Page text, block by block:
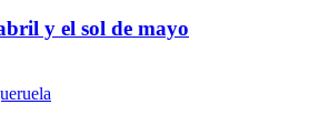
y el sol de mayo